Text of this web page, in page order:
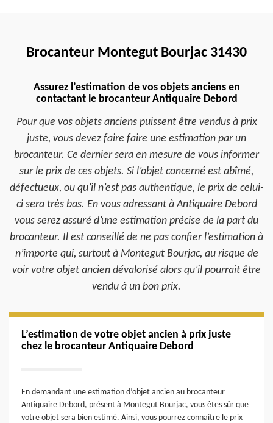
Brocanteur Montegut Bourjac 31430
Assurez l’estimation de vos objets anciens en
contactant le brocanteur Antiquaire Debord
Pour que vos objets anciens puissent être vendus à prix
juste, vous devez faire faire une estimation par un
brocanteur. Ce dernier sera en mesure de vous informer
sur le prix de ces objets. Si l’objet concerné est abîmé,
défectueux, ou qu’il n’est pas authentique, le prix de celui-
ci sera très bas. En vous adressant à Antiquaire Debord
vous serez assuré d’une estimation précise de la part du
brocanteur. Il est conseillé de ne pas confier l’estimation à
n’importe qui, surtout à Montegut Bourjac, au risque de
voir votre objet ancien dévalorisé alors qu’il pourrait être
vendu à un bon prix.
L’estimation de votre objet ancien à prix juste
chez le brocanteur Antiquaire Debord
En demandant une estimation d’objet ancien au brocanteur
Antiquaire Debord, présent à Montegut Bourjac, vous êtes sûr que
votre objet sera bien estimé. Ainsi, vous pourrez connaitre le prix